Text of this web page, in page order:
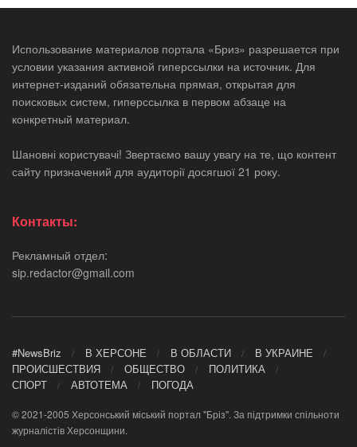
Использование материалов портала «Бриз» разрешается при
условии указания активной гиперссылки на источник. Для
интернет-изданий обязательна прямая, открытая для
поисковых систем, гиперссылка в первом абзаце на
конкретный материал.
Шановні користувачі! Звертаємо вашу увагу на те, що контент
сайту призначений для аудиторії досягшої 21 року.
Контакты:
Рекламный отдел:
sip.redactor@gmail.com
#NewsBriz В ХЕРСОНЕ В ОБЛАСТИ
В УКРАИНЕ
ПРОИСШЕСТВИЯ
ОБЩЕСТВО
ПОЛИТИКА
СПОРТ
АВТОТЕМА ПОГОДА
© 2021-2005 Херсонський міський портал "Бріз". За підтримки спільноти
журналістів Херсонщини.